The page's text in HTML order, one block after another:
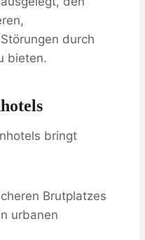
durch
bieten.
bringt
Brutplatzes
urbanen